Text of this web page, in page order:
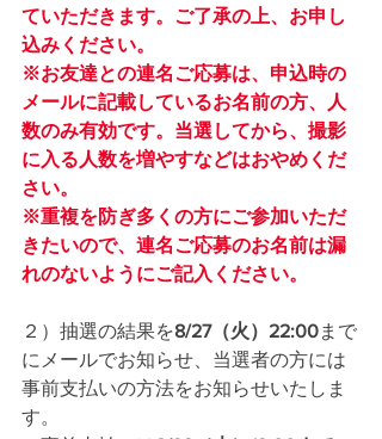
ていただきます。ご了承の上、お申し
込みください。
※お友達との連名ご応募は、申込時の
メールに記載しているお名前の方、人
数のみ有効です。当選してから、撮影
に入る人数を増やすなどはおやめくだ
さい。
※重複を防ぎ多くの方にご参加いただ
きたいので、連名ご応募のお名前は漏
れのないようにご記入ください。
２）抽選の結果を8/27（火）22:00まで
にメールでお知らせ、当選者の方には
事前支払いの方法をお知らせいたしま
す。